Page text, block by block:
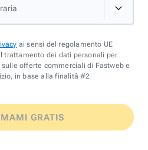
ai sensi del regolamento UE
trattamento dei dati personali per
offerte commerciali di Fastweb e
in base alla finalità #2
GRATIS